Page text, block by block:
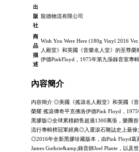
出
版
社
龍德物流有限公司
商
品
描
述
Wish You Were Here (180g Vinyl 2016
人殿堂》和英國《音樂名人堂》的至尊榮
伊德PinkFloyd，1975年第九張錄音室專
內容簡介
內容簡介 ◎美國《搖滾名人殿堂》和英國《
榮耀 搖滾傳奇平克佛洛伊德Pink Floyd，
黑膠版◎全球累積銷售超過1300萬張，樂團
流行專輯榜冠軍經典◎入選滾石雜誌史上最偉
◎2016年全新黑膠珍藏版本，由Pink Floyd葛
James Guthrie&amp;錄音師Joel Plante，以及